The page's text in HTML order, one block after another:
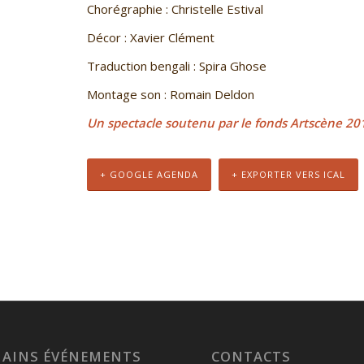
Chorégraphie : Christelle Estival
Décor : Xavier Clément
Traduction bengali : Spira Ghose
Montage son : Romain Deldon
Un spectacle soutenu par le fonds Artscène
+ GOOGLE AGENDA + EXPORTER VERS ICAL
ÉVÉNEMENTS CONTACTS